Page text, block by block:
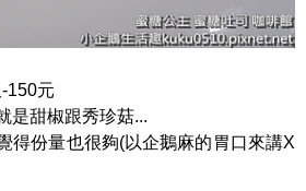
150元
是甜椒跟秀珍菇...
得份量也很夠(以企鵝麻的胃口來講X